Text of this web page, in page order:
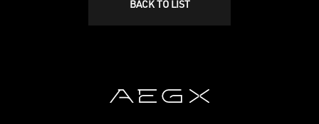
BACK TO LIST